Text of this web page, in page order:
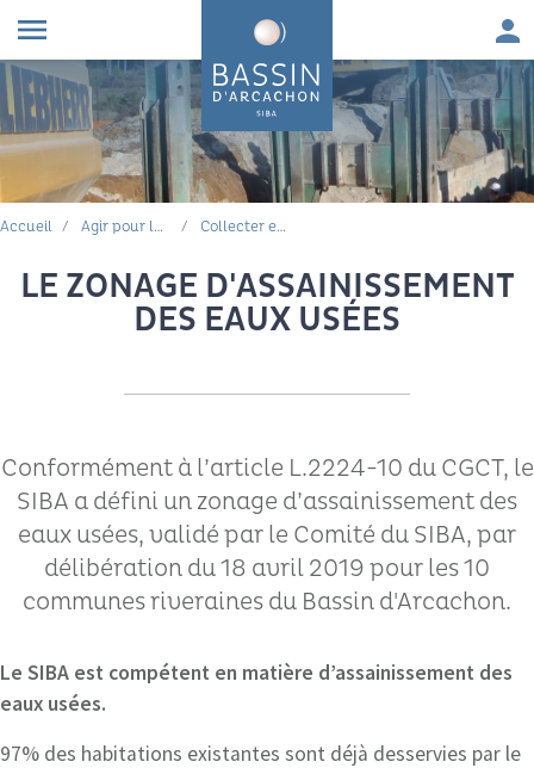
menu
FIL D'ARIANE
Accueil Agir pour la qualité de l'eau Collecter et traiter les eaux usées
LE ZONAGE D'ASSAINISSEMENT
DES EAUX USÉES
Conformément à l’article L.2224-10 du CGCT, le
SIBA a défini un zonage d’assainissement des
eaux usées, validé par le Comité du SIBA, par
délibération du 18 avril 2019 pour les 10
communes riveraines du Bassin d'Arcachon.
Le SIBA est compétent en matière d’assainissement des
eaux usées.
97% des habitations existantes sont déjà desservies par le